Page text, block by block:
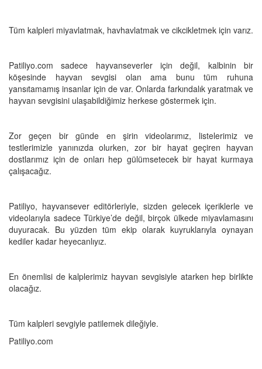
Tüm kalpleri miyavlatmak, havhavlatmak ve cikcikletmek için varız.
Patiliyo.com sadece hayvanseverler için değil, kalbinin bir
köşesinde hayvan sevgisi olan ama bunu tüm ruhuna
yansıtamamış insanlar için de var. Onlarda farkındalık yaratmak ve
hayvan sevgisini ulaşabildiğimiz herkese göstermek için.
Zor geçen bir günde en şirin videolarımız, listelerimiz ve
testlerimizle yanınızda olurken, zor bir hayat geçiren hayvan
dostlarımız için de onları hep gülümsetecek bir hayat kurmaya
çalışacağız.
Patiliyo, hayvansever editörleriyle, sizden gelecek içeriklerle ve
videolarıyla sadece Türkiye’de değil, birçok ülkede miyavlamasını
duyuracak. Bu yüzden tüm ekip olarak kuyruklarıyla oynayan
kediler kadar heyecanlıyız.
En önemlisi de kalplerimiz hayvan sevgisiyle atarken hep birlikte
olacağız.
Tüm kalpleri sevgiyle patilemek dileğiyle.
Patiliyo.com